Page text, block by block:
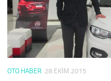
OTO HABER 28 EKIM 2015